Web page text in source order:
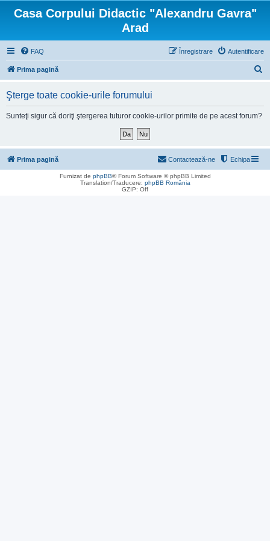
Casa Corpului Didactic "Alexandru Gavra"
Arad
FAQ Autentificare
Înregistrare
Prima pagină
Şterge toate cookie-urile forumului
Sunteţi sigur că doriţi ştergerea tuturor cookie-urilor primite de pe acest forum?
Prima pagină Echipa
Contactează-ne
Furnizat de phpBB® Forum Software © phpBB Limited
Translation/Traducere: phpBB România
GZIP: Off